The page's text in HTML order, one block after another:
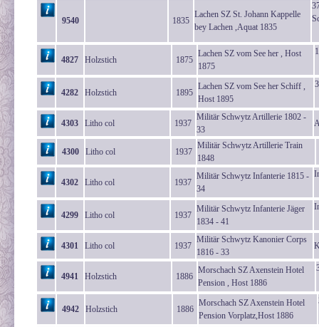
9540 1835
Lachen SZ St. Johann Kappelle
bey Lachen ,Aquat 1835
4827 Holzstich 1875
Lachen SZ vom See her , Host
1875
4282 Holzstich 1895
Lachen SZ vom See her Schiff ,
Host 1895
4303 Litho col 1937
Militär Schwytz Artillerie 1802 -
33
4300 Litho col 1937
Militär Schwytz Artillerie Train
1848
4302 Litho col 1937
Militär Schwytz Infanterie 1815 -
34
4299 Litho col 1937
Militär Schwytz Infanterie Jäger
1834 - 41
4301 Litho col 1937
Militär Schwytz Kanonier Corps
1816 - 33
4941 Holzstich 1886
Morschach SZ Axenstein Hotel
Pension , Host 1886
4942 Holzstich 1886
Morschach SZ Axenstein Hotel
Pension Vorplatz,Host 1886